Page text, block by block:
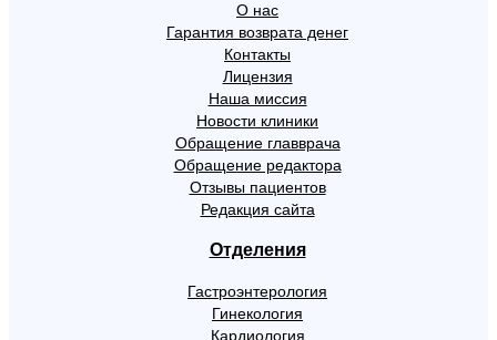
О нас
Гарантия возврата денег
Контакты
Лицензия
Наша миссия
Новости клиники
Обращение главврача
Обращение редактора
Отзывы пациентов
Редакция сайта
Отделения
Гастроэнтерология
Гинекология
Кардиология